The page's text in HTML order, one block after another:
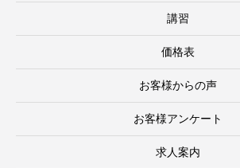
講習
価格表
お客様からの声
お客様アンケート
求人案内